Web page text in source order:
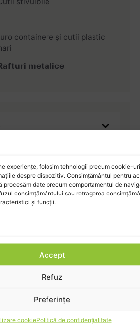
experiențe, folosim tehnologii precum cookie-
despre dispozitiv. Consimțământul pentru
procesăm date precum comportamentul de
consimțământului sau retragerea
și funcții.
Accept
Refuz
Preferințe
cookiePolitică de confidențialitate
stivuibile
containere și cutii plastic
metalice